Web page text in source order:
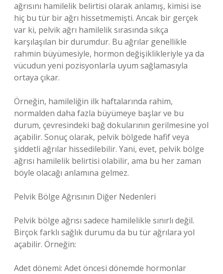
ağrısını hamilelik belirtisi olarak anlamış, kimisi ise
hiç bu tür bir ağrı hissetmemişti. Ancak bir gerçek
var ki, pelvik ağrı hamilelik sırasında sıkça
karşılaşılan bir durumdur. Bu ağrılar genellikle
rahmin büyümesiyle, hormon değişiklikleriyle ya da
vücudun yeni pozisyonlarla uyum sağlamasıyla
ortaya çıkar.
Örneğin, hamileliğin ilk haftalarında rahim,
normalden daha fazla büyümeye başlar ve bu
durum, çevresindeki bağ dokularının gerilmesine yol
açabilir. Sonuç olarak, pelvik bölgede hafif veya
şiddetli ağrılar hissedilebilir. Yani, evet, pelvik bölge
ağrısı hamilelik belirtisi olabilir, ama bu her zaman
böyle olacağı anlamına gelmez.
Pelvik Bölge Ağrısının Diğer Nedenleri
Pelvik bölge ağrısı sadece hamilelikle sınırlı değil.
Birçok farklı sağlık durumu da bu tür ağrılara yol
açabilir. Örneğin:
Adet dönemi: Adet öncesi dönemde hormonlar